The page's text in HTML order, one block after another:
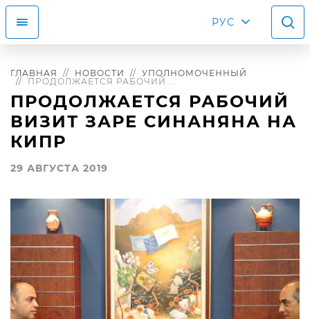
РУС
ГЛАВНАЯ НОВОСТИ
УПОЛНОМОЧЕННЫЙ
ПРОДОЛЖАЕТСЯ РАБОЧИЙ ...
ПРОДОЛЖАЕТСЯ РАБОЧИЙ
ВИЗИТ ЗАРЕ СИНАНЯНА НА
КИПР
29 АВГУСТА 2019